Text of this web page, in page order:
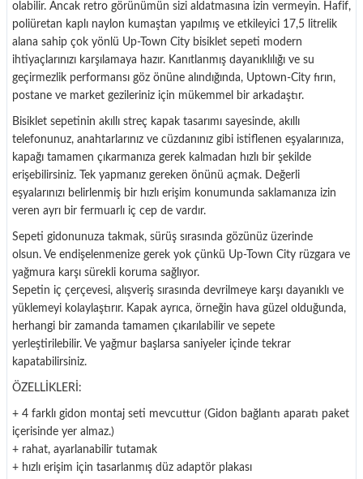
olabilir. Ancak retro görünümün sizi aldatmasına izin vermeyin. Hafif,
poliüretan kaplı naylon kumaştan yapılmış ve etkileyici 17,5 litrelik
alana sahip çok yönlü Up-Town City bisiklet sepeti modern
ihtiyaçlarınızı karşılamaya hazır. Kanıtlanmış dayanıklılığı ve su
geçirmezlik performansı göz önüne alındığında, Uptown-City fırın,
postane ve market gezileriniz için mükemmel bir arkadaştır.
Bisiklet sepetinin akıllı streç kapak tasarımı sayesinde, akıllı
telefonunuz, anahtarlarınız ve cüzdanınız gibi istiflenen eşyalarınıza,
kapağı tamamen çıkarmanıza gerek kalmadan hızlı bir şekilde
erişebilirsiniz.
Tek yapmanız gereken önünü açmak. Değerli
eşyalarınızı belirlenmiş bir hızlı erişim konumunda saklamanıza izin
veren ayrı bir fermuarlı iç cep de vardır.
Sepeti gidonunuza takmak, sürüş sırasında gözünüz üzerinde
olsun. Ve endişelenmenize gerek yok çünkü Up-Town City rüzgara ve
yağmura karşı sürekli koruma sağlıyor.
Sepetin iç çerçevesi, alışveriş sırasında devrilmeye karşı dayanıklı ve
yüklemeyi kolaylaştırır. Kapak ayrıca, örneğin hava güzel olduğunda,
herhangi bir zamanda tamamen çıkarılabilir ve sepete
yerleştirilebilir. Ve yağmur başlarsa saniyeler içinde tekrar
kapatabilirsiniz.
ÖZELLİKLERİ:
+ 4 farklı gidon montaj seti mevcuttur (Gidon bağlantı aparatı paket
içerisinde yer almaz.)
+ rahat, ayarlanabilir tutamak
+ hızlı erişim için tasarlanmış düz adaptör plakası